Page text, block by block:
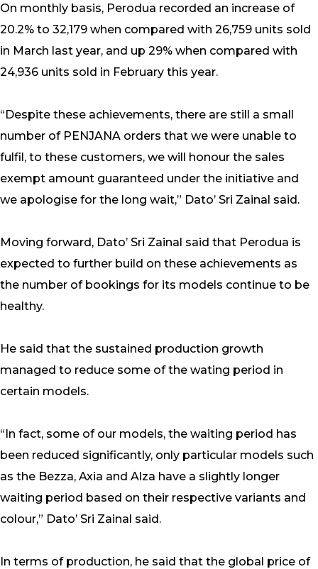
On monthly basis, Perodua recorded an increase of
20.2% to 32,179 when compared with 26,759 units sold
in March last year, and up 29% when compared with
24,936 units sold in February this year.
“Despite these achievements, there are still a small
number of PENJANA orders that we were unable to
fulfil, to these customers, we will honour the sales
exempt amount guaranteed under the initiative and
we apologise for the long wait,” Dato’ Sri Zainal said.
Moving forward, Dato’ Sri Zainal said that Perodua is
expected to further build on these achievements as
the number of bookings for its models continue to be
healthy.
He said that the sustained production growth
managed to reduce some of the wating period in
certain models.
“In fact, some of our models, the waiting period has
been reduced significantly, only particular models such
as the Bezza, Axia and Alza have a slightly longer
waiting period based on their respective variants and
colour,” Dato’ Sri Zainal said.
In terms of production, he said that the global price of